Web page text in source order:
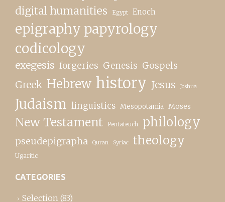
digital humanities Egypt Enoch
epigraphy papyrology
codicology
exegesis forgeries Genesis Gospels
Greek Hebrew history Jesus Joshua
Judaism linguistics Mesopotamia Moses
New Testament Pentateuch philology
pseudepigrapha Quran Syriac theology
Ugaritic
CATEGORIES
Selection (83)